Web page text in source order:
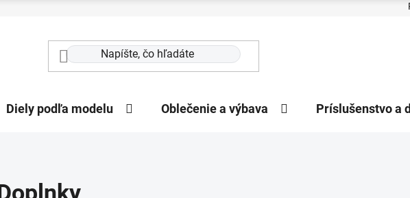
Diely podľa modelu Oblečenie a výbava Príslušenstvo a